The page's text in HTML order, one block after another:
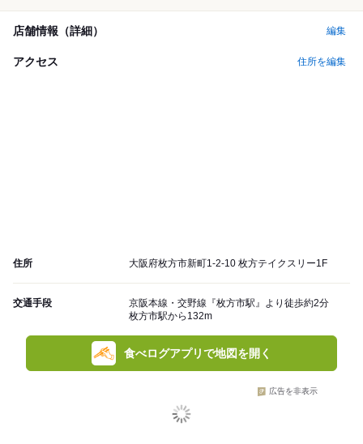
店舗情報（詳細） 編集
アクセス 住所を編集
住所 大阪府枚方市新町1-2-10 枚方テイクスリー1F
交通手段
京阪本線・交野線『枚方市駅』より徒歩約2分
枚方市駅から132m
食べログアプリで地図を開く
広告を非表示